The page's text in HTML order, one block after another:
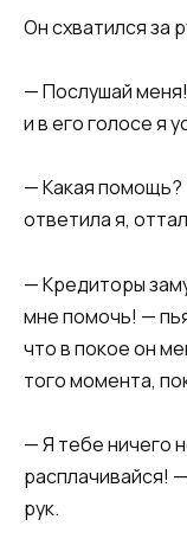
​​Он схватился за
​​— Послушай
и в его голосе я
​​— Какая помощь?
ответила я,
​​— Кредиторы
мне помочь! —
что в покое он
того момента,
​​— Я тебе ничего
расплачивайся!
рук.​​